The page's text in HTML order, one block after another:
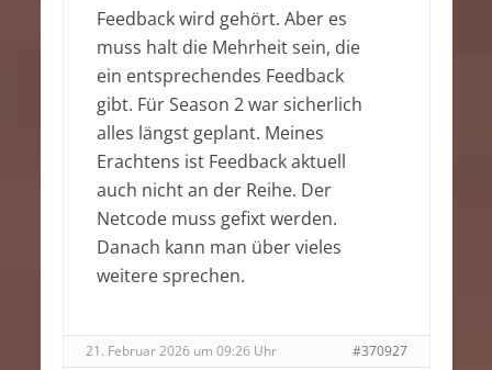
Feedback wird gehört. Aber es
muss halt die Mehrheit sein, die
ein entsprechendes Feedback
gibt. Für Season 2 war sicherlich
alles längst geplant. Meines
Erachtens ist Feedback aktuell
auch nicht an der Reihe. Der
Netcode muss gefixt werden.
Danach kann man über vieles
weitere sprechen.
21. Februar 2026 um 09:26 Uhr #370927